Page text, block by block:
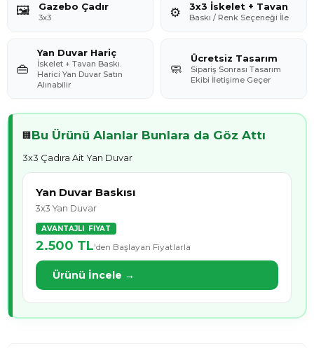
🖼️ Gazebo Çadır
3x3 ⚙️ 3x3 İskelet + Tavan
Baskı / Renk Seçeneği İle
👜
Yan Duvar Hariç
İskelet + Tavan Baskı.
Harici Yan Duvar Satın
Alınabilir
🧼
Ücretsiz Tasarım
Sipariş Sonrası Tasarım
Ekibi İletişime Geçer
🏢Bu Ürünü Alanlar Bunlara da Göz Attı
3x3 Çadıra Ait Yan Duvar
Yan Duvar Baskısı
3x3 Yan Duvar
AVANTAJLI FIYAT
2.500 TL'den Başlayan Fiyatlarla
Ürünü İncele →